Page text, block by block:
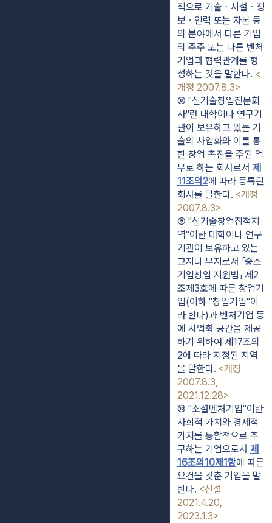
적으로 기술ㆍ시설ㆍ정
보ㆍ인력 또는 자본 등
의 분야에서 다른 기업
의 주주 또는 다른 벤처
기업과 협력관계를 형
성하는 것을 말한다. <
개정 2007.8.3>
⑧ "신기술창업전문회
사"란 대학이나 연구기
관이 보유하고 있는 기
술의 사업화와 이를 통
한 창업 촉진을 주된 업
무로 하는 회사로서 제
11조의2에 따라 등록된
회사를 말한다. <개정
2007.8.3>
⑨ "신기술창업집적지
역"이란 대학이나 연구
기관이 보유하고 있는
교지나 부지로서 「중소
기업창업 지원법」 제2
조제3호에 따른 창업기
업(이하 "창업기업"이
라 한다)과 벤처기업 등
에 사업화 공간을 제공
하기 위하여 제17조의
2에 따라 지정된 지역
을 말한다. <개정
2007.8.3,
2021.12.28>
⑩ "소셜벤처기업"이란
사회적 가치와 경제적
가치를 통합적으로 추
구하는 기업으로서 제
16조의10제1항에 따른
요건을 갖춘 기업을 말
한다. <신설
2021.4.20,
2023.1.3>